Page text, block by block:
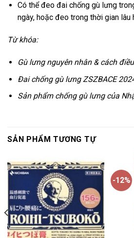
Có thể đeo đai chống gù lưng
ngày, hoặc đeo trong thời gian lâu
Từ khóa:
Gù lưng nguyên nhân & cách
Đai chống gù lưng ZSZBACE
Sản phẩm chống gù lưng của
SẢN PHẨM TƯƠNG TỰ
-12%